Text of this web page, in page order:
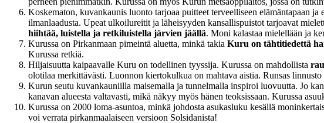
Koskematon, kuvankaunis luonto tarjoaa puitteet terveelliseen elämäntapaan ja
ilmanlaadusta. Upeat ulkoilureitit ja läheisyyden kansallispuistot tarjoavat
hiihtää, luistella ja retkiluistella järvien jäällä. Moni kalastaa mielellään ja
Kurussa on Pirkanmaan pimeintä aluetta, minkä takia Kuru on tähtitiedettä
Kurussa retkiä.
Hiljaisuutta kaipaavalle Kuru on todellinen tyyssija. Kurussa on mahdollista
olotilaa merkittävästi. Luonnon kiertokulkua on mahtava aistia. Runsas linnusto
Kurun seutu kuvankauniilla maisemalla ja tunnelmalla inspiroi luovuutta. Jo
kanavan alueesta valtavasti, mikä näkyy myös hänen teoksissaan. Kurussa
Kurussa on 2000 loma-asuntoa, minkä johdosta asukasluku kesällä
voi verrata pirkanmaalaiseen versioon Solsidanista!